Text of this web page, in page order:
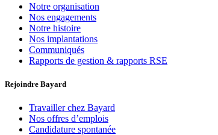
Notre organisation
Nos engagements
Notre histoire
Nos implantations
Communiqués
Rapports de gestion & rapports RSE
Rejoindre Bayard
Travailler chez Bayard
Nos offres d’emplois
Candidature spontanée